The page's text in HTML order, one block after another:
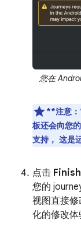
您在
**注意
板还会向您
支持， 这是
点击 Finish
您的
视图直接
化的修改体